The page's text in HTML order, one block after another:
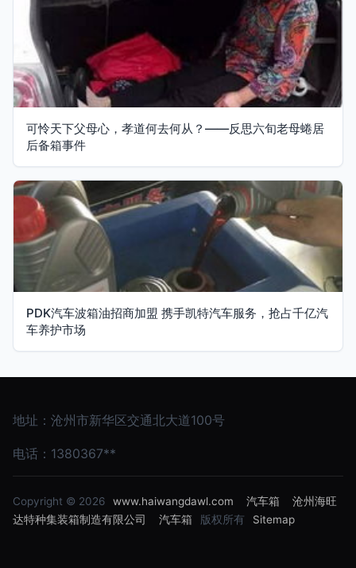
可怜天下父母心，孝道何去何从？——反思六旬老母蜷居
后备箱事件
PDK汽车波箱油招商加盟 携手凯特汽车服务，抢占千亿汽
车养护市场
地址：沧州市新华区交通北大道100号
电话：1380367**
Copyright © 2026 www.haiwangdawl.com 汽车箱
沧州海旺
达特种集装箱制造有限公司
汽车箱 版权所有 Sitemap